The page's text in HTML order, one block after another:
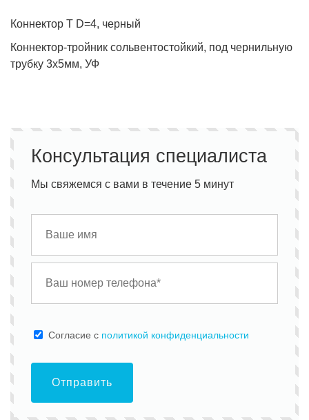
Коннектор T D=4, черный
Коннектор-тройник сольвентостойкий, под чернильную
трубку 3х5мм, УФ
Консультация специалиста
Мы свяжемся с вами в течение 5 минут
Cогласие с политикой конфиденциальности
Отправить